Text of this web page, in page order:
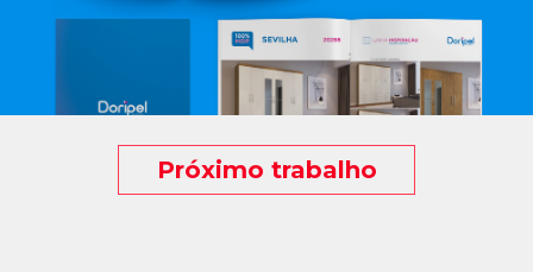
Próximo trabalho